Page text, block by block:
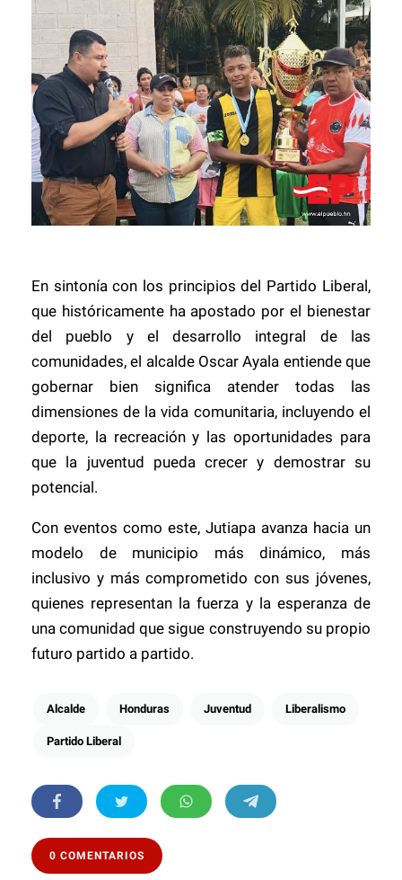
En sintonía con los principios del Partido Liberal,
que históricamente ha apostado por el bienestar
del pueblo y el desarrollo integral de las
comunidades, el alcalde Oscar Ayala entiende que
gobernar bien significa atender todas las
dimensiones de la vida comunitaria, incluyendo el
deporte, la recreación y las oportunidades para
que la juventud pueda crecer y demostrar su
potencial.
Con eventos como este, Jutiapa avanza hacia un
modelo de municipio más dinámico, más
inclusivo y más comprometido con sus jóvenes,
quienes representan la fuerza y la esperanza de
una comunidad que sigue construyendo su propio
futuro partido a partido.
Alcalde Honduras Juventud Liberalismo
Partido Liberal
0 COMENTARIOS